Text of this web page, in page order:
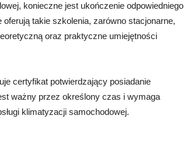
konieczne jest ukończenie odpowiedniego
takie szkolenia, zarówno stacjonarne,
oraz praktyczne umiejętności
certyfikat potwierdzający posiadanie
ważny przez określony czas i wymaga
klimatyzacji samochodowej.